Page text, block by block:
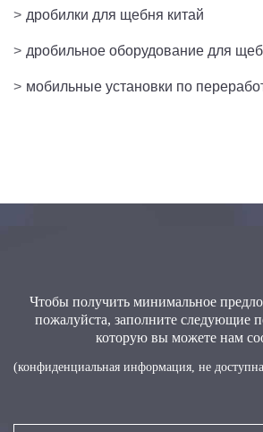
> дробилки для щебня китай
> дробильное оборудование для
> мобильные установки по
Чтобы получить минимальное
пожалуйста, заполните следующие
которую вы можете нам
(конфиденциальная информация, не